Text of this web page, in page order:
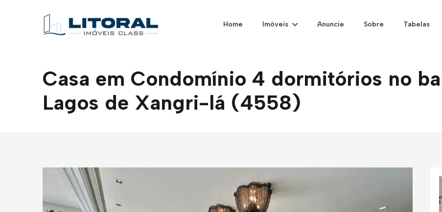
Home Imóveis Anuncie Sobre Tabelas
Casa em Condomínio 4 dormitórios no
Lagos de Xangri-lá (4558)